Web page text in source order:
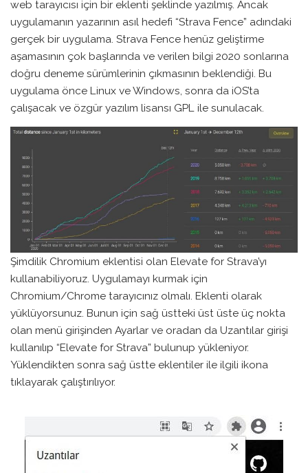
web tarayıcısı için bir eklenti şeklinde yazılmış. Ancak
uygulamanın yazarının asıl hedefi “Strava Fence” adındaki
gerçek bir uygulama. Strava Fence henüz geliştirme
aşamasının çok başlarında ve verilen bilgi 2020 sonlarına
doğru deneme sürümlerinin çıkmasının beklendiği. Bu
uygulama önce Linux ve Windows, sonra da iOS’ta
çalışacak ve özgür yazılım lisansı GPL ile sunulacak.
Şimdilik Chromium eklentisi olan Elevate for Strava’yı
kullanabiliyoruz. Uygulamayı kurmak için
Chromium/Chrome tarayıcınız olmalı. Eklenti olarak
yüklüyorsunuz. Bunun için sağ üstteki üst üste üç nokta
olan menü girişinden Ayarlar ve oradan da Uzantılar girişi
kullanılıp “Elevate for Strava” bulunup yükleniyor.
Yüklendikten sonra sağ üstte eklentiler ile ilgili ikona
tıklayarak çalıştırılıyor.